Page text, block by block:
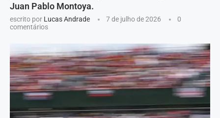
Juan Pablo Montoya.
escrito por Lucas Andrade 7 de julho de 2026
0
comentários